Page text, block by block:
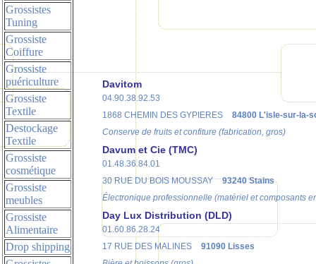
Grossistes
Tuning
Grossiste
Coiffure
Grossiste
puériculture
Grossiste
Textile
Destockage
Textile
Grossiste
cosmétique
Grossiste
meubles
Grossiste
Alimentaire
Drop shipping
Davitom
04.90.38.92.53
1868 CHEMIN DES GYPIERES
84800 L'isle-sur-la-
Conserve de fruits et confiture (fabrication, gros)
Davum et Cie (TMC)
01.48.36.84.01
30 RUE DU BOIS MOUSSAY
93240 Stains
Électronique professionnelle (matériel et composants
Day Lux Distribution (DLD)
01.60.86.28.24
17 RUE DES MALINES
91090 Lisses